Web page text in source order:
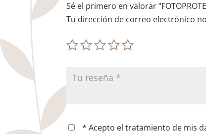
Sé el primero en valorar
Tu dirección de correo electrónico
* Acepto el tratamiento de mis